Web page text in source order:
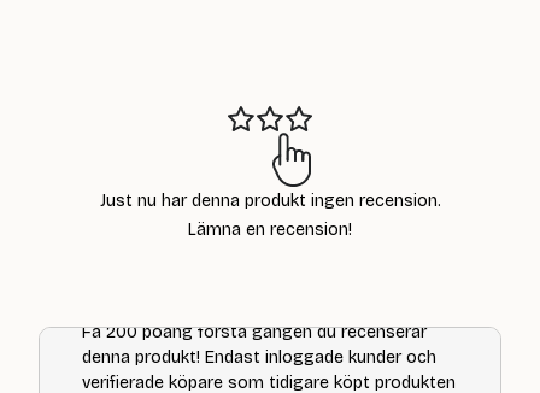
Just nu har denna produkt ingen recension.
Lämna en recension!
Få 200 poäng första gången du recenserar
denna produkt! Endast inloggade kunder och
verifierade köpare som tidigare köpt produkten